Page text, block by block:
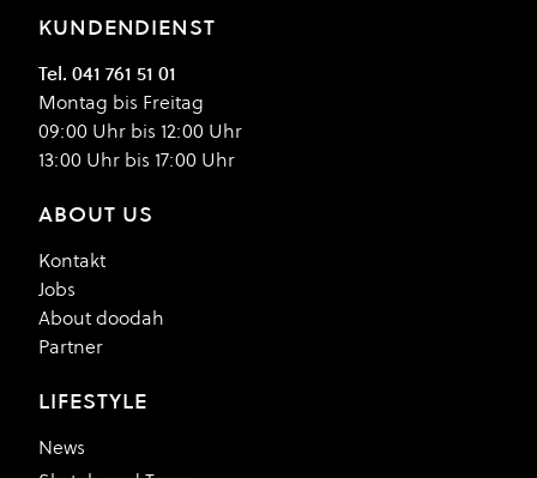
KUNDENDIENST
Tel. 041 761 51 01
Montag bis Freitag
09:00 Uhr bis 12:00 Uhr
13:00 Uhr bis 17:00 Uhr
ABOUT US
Kontakt
Jobs
About doodah
Partner
LIFESTYLE
News